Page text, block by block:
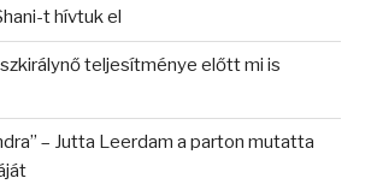
t hívtuk el
teljesítménye előtt mi is
– Jutta Leerdam a parton mutatta